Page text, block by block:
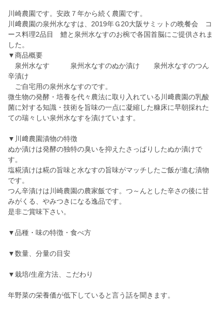
川崎農園です。安政７年から続く農園です。
川﨑農園の泉州水なすは、2019年Ｇ20大阪サミットの晩餐会 コ
ース料理2品目 鱧と泉州水なすのお椀で各国首脳にご提供されま
した。
▼商品概要
泉州水なす 泉州水なすのぬか漬け 泉州水なすのつん
辛漬け
ご自宅用の泉州水なすのです。
微生物の発酵・培養を代々農法に取り入れている川﨑農園の乳酸
菌に対する知識・技術を旨味の一点に凝縮した糠床に早朝採れた
ての瑞々しい泉州水なすを漬けています。
▼川﨑農園漬物の特徴
ぬか漬けは発酵の独特の臭いを抑えたさっぱりしたぬか漬けで
す。
塩糀漬けは糀の旨味と水なすの旨味がマッチしたご飯が進む漬物
です。
つん辛漬けは川崎農園の農家飯です。つ～んとした辛さの後に甘
みがくる、やみつきになる逸品です。
是非ご賞味下さい。
▼品種・味の特徴・食べ方
▼数量、分量の目安
▼栽培/生産方法、こだわり
年野菜の栄養価が低下していると言う話を聞きます。